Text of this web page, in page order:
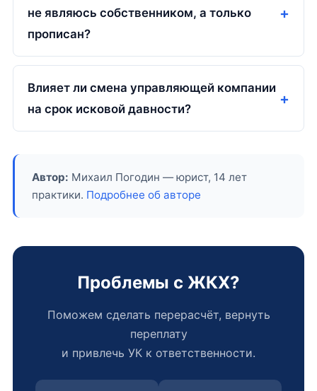
не являюсь собственником, а только
прописан?
Влияет ли смена управляющей компании
на срок исковой давности?
Автор: Михаил Погодин — юрист, 14 лет
практики. Подробнее об авторе
Проблемы с ЖКХ?
Поможем сделать перерасчёт, вернуть
переплату
и привлечь УК к ответственности.